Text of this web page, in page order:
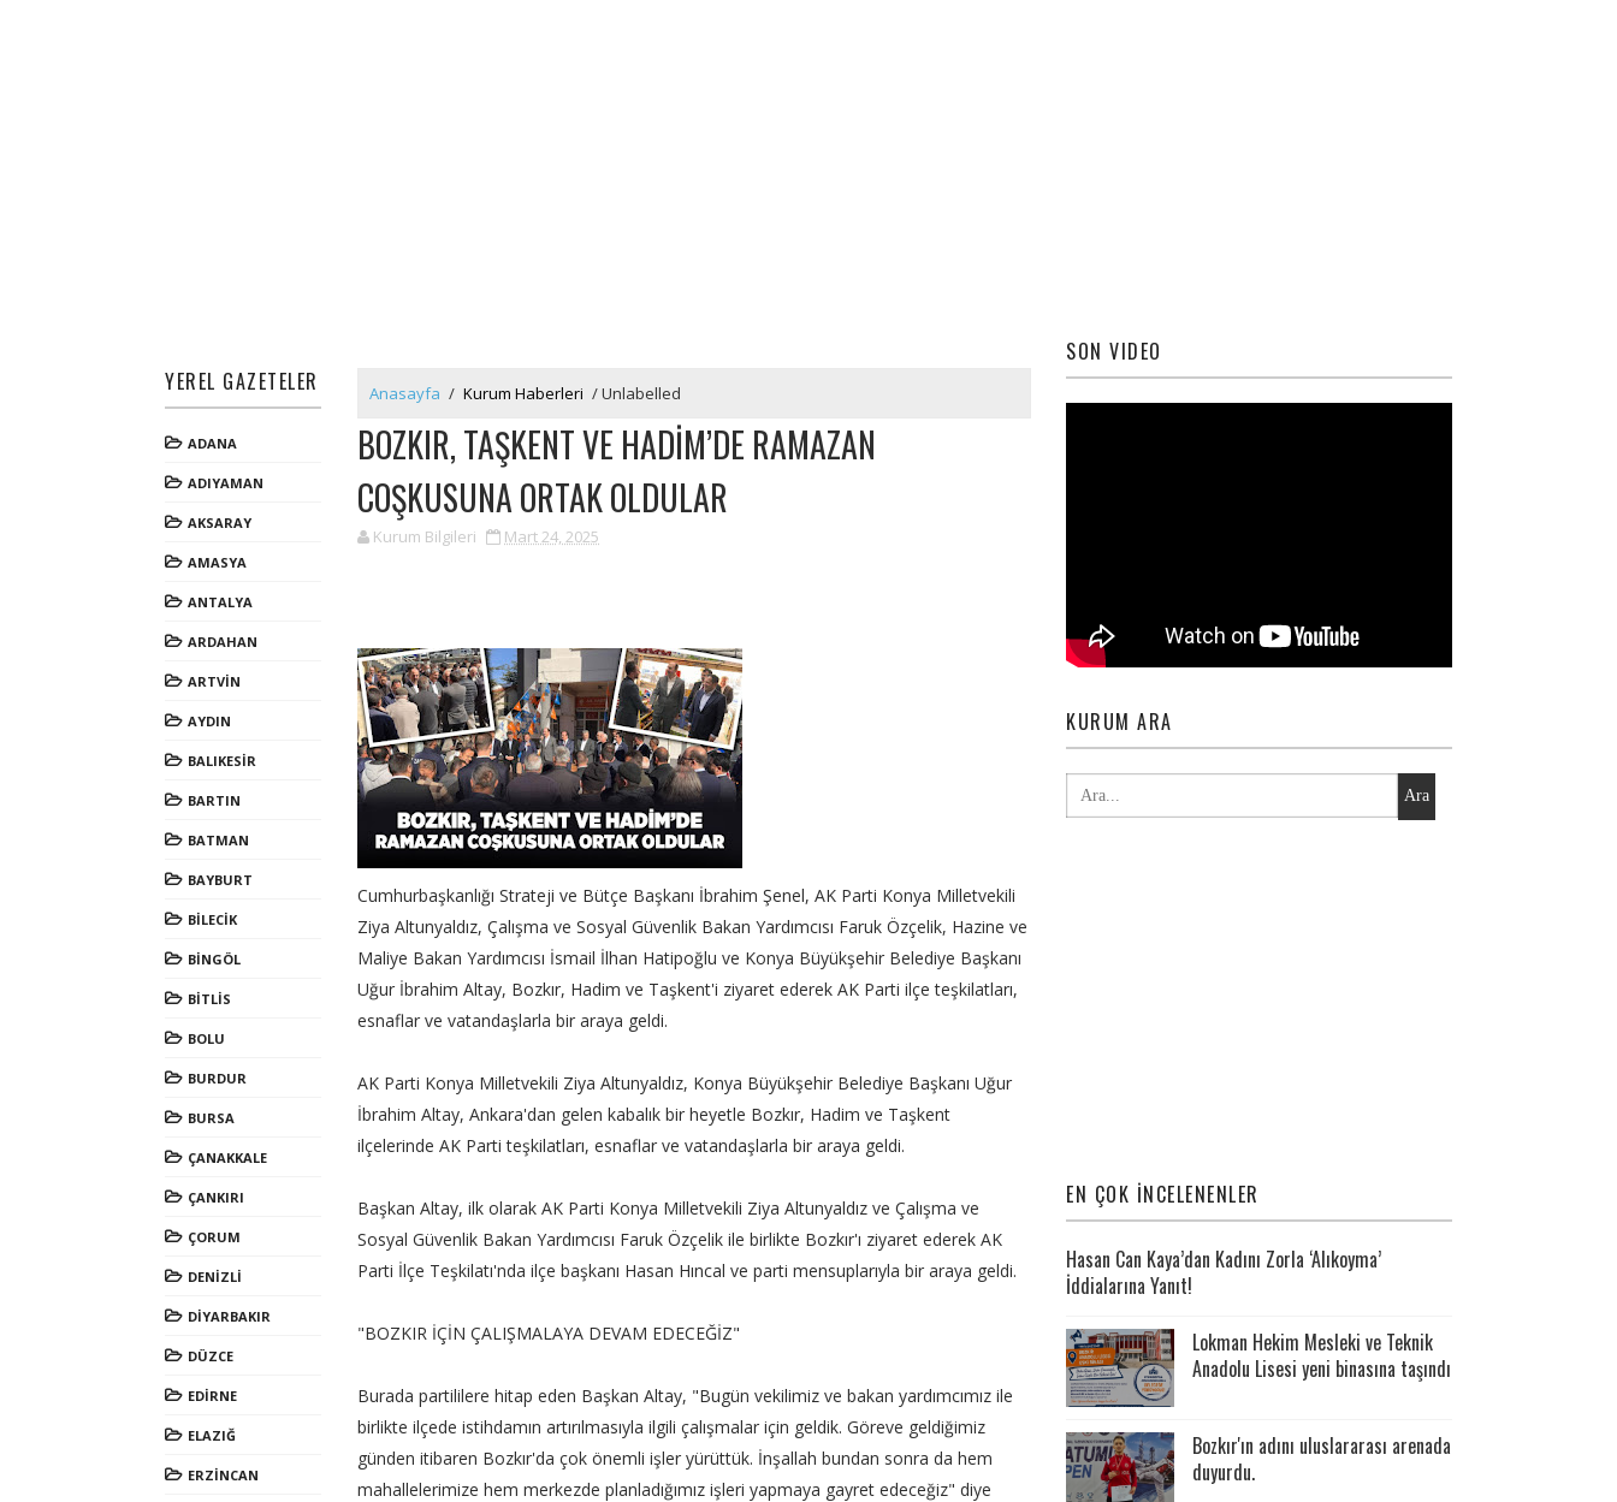
YEREL GAZETELER
ADANA
ADIYAMAN
AKSARAY
AMASYA
ANTALYA
ARDAHAN
ARTVİN
AYDIN
BALIKESİR
BARTIN
BATMAN
BAYBURT
BİLECİK
BİNGÖL
BİTLİS
BOLU
BURDUR
BURSA
ÇANAKKALE
ÇANKIRI
ÇORUM
DENİZLİ
DİYARBAKIR
DÜZCE
EDİRNE
ELAZIĞ
ERZİNCAN
Anasayfa / Kurum Haberleri /Unlabelled
BOZKIR, TAŞKENT VE HADİM’DE RAMAZAN
COŞKUSUNA ORTAK OLDULAR
Kurum Bilgileri Mart 24, 2025
Cumhurbaşkanlığı Strateji ve Bütçe Başkanı İbrahim Şenel, AK Parti Konya Milletvekili
Ziya Altunyaldız, Çalışma ve Sosyal Güvenlik Bakan Yardımcısı Faruk Özçelik, Hazine ve
Maliye Bakan Yardımcısı İsmail İlhan Hatipoğlu ve Konya Büyükşehir Belediye Başkanı
Uğur İbrahim Altay, Bozkır, Hadim ve Taşkent'i ziyaret ederek AK Parti ilçe teşkilatları,
esnaflar ve vatandaşlarla bir araya geldi.
AK Parti Konya Milletvekili Ziya Altunyaldız, Konya Büyükşehir Belediye Başkanı Uğur
İbrahim Altay, Ankara'dan gelen kabalık bir heyetle Bozkır, Hadim ve Taşkent
ilçelerinde AK Parti teşkilatları, esnaflar ve vatandaşlarla bir araya geldi.
Başkan Altay, ilk olarak AK Parti Konya Milletvekili Ziya Altunyaldız ve Çalışma ve
Sosyal Güvenlik Bakan Yardımcısı Faruk Özçelik ile birlikte Bozkır'ı ziyaret ederek AK
Parti İlçe Teşkilatı'nda ilçe başkanı Hasan Hıncal ve parti mensuplarıyla bir araya geldi.
"BOZKIR İÇİN ÇALIŞMALAYA DEVAM EDECEĞİZ"
Burada partililere hitap eden Başkan Altay, "Bugün vekilimiz ve bakan yardımcımız ile
birlikte ilçede istihdamın artırılmasıyla ilgili çalışmalar için geldik. Göreve geldiğimiz
günden itibaren Bozkır'da çok önemli işler yürüttük. İnşallah bundan sonra da hem
mahallelerimize hem merkezde planladığımız işleri yapmaya gayret edeceğiz" diye
SON VIDEO
KURUM ARA
Ara
EN ÇOK İNCELENENLER
Hasan Can Kaya’dan Kadını Zorla ‘Alıkoyma’
İddialarına Yanıt!
Lokman Hekim Mesleki ve Teknik
Anadolu Lisesi yeni binasına taşındı
Bozkır'ın adını uluslararası arenada
duyurdu.